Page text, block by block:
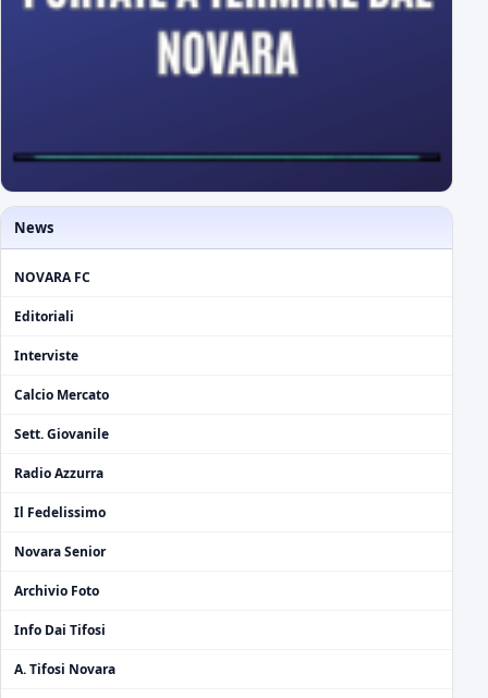
News
NOVARA FC
Editoriali
Interviste
Calcio Mercato
Sett. Giovanile
Radio Azzurra
Il Fedelissimo
Novara Senior
Archivio Foto
Info Dai Tifosi
A. Tifosi Novara